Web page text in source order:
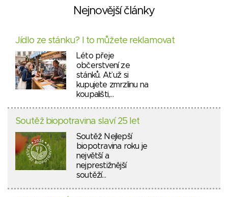
Nejnovější články
Jídlo ze stánku? I to můžete reklamovat
Léto přeje
občerstvení ze
stánků. Ať už si
kupujete zmrzlinu na
koupališti,…
Soutěž biopotravina slaví 25 let
Soutěž Nejlepší
biopotravina roku je
největší a
nejprestižnější
soutěží…